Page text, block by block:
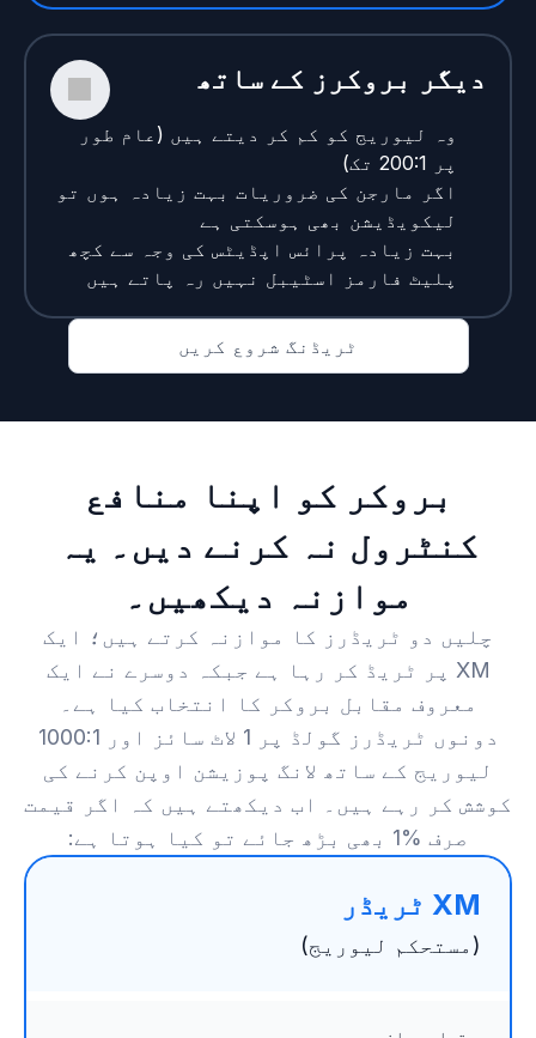
دیگر بروکرز کے ساتھ
وہ لیوریج کو کم کر دیتے ہیں (عام طور
پر 200:1 تک)
اگر مارجن کی ضروریات بہت زیادہ ہوں تو
لیکویڈیشن بھی ہوسکتی ہے
بہت زیادہ پرائس اپڈیٹس کی وجہ سے کچھ
پلیٹ فارمز اسٹیبل نہیں رہ پاتے ہیں
ٹریڈنگ شروع کریں
بروکر کو اپنا منافع
کنٹرول نہ کرنے دیں۔ یہ
موازنہ دیکھیں۔
چلیں دو ٹریڈرز کا موازنہ کرتے ہیں؛ ایک
XM پر ٹریڈ کر رہا ہے جبکہ دوسرے نے ایک
معروف مقابل بروکر کا انتخاب کیا ہے۔
دونوں ٹریڈرز گولڈ پر 1 لاٹ سائز اور 1000:1
لیوریج کے ساتھ لانگ پوزیشن اوپن کرنے کی
کوشش کر رہے ہیں۔ اب دیکھتے ہیں کہ اگر قیمت
صرف %1 بھی بڑھ جائے تو کیا ہوتا ہے:
XM ٹریڈر
(مستحکم لیوریج)